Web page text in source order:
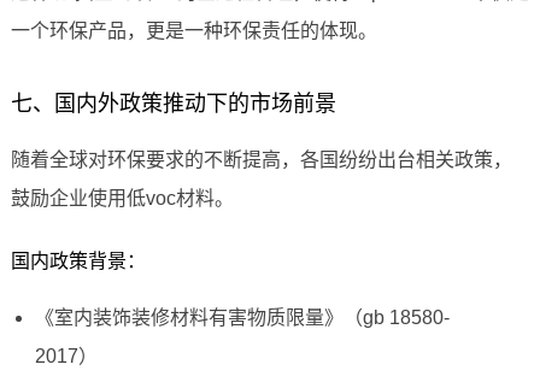
一个环保产品，更是一种环保责任的体现。
七、国内外政策推动下的市场前景
随着全球对环保要求的不断提高，各国纷纷出台相关政策，
鼓励企业使用低voc材料。
国内政策背景：
《室内装饰装修材料有害物质限量》（gb 18580-
2017）